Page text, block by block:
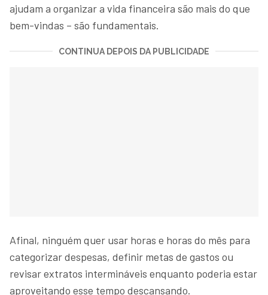
ajudam a organizar a vida financeira são mais do que
bem-vindas – são fundamentais.
CONTINUA DEPOIS DA PUBLICIDADE
Afinal, ninguém quer usar horas e horas do mês para
categorizar despesas, definir metas de gastos ou
revisar extratos intermináveis enquanto poderia estar
aproveitando esse tempo descansando.